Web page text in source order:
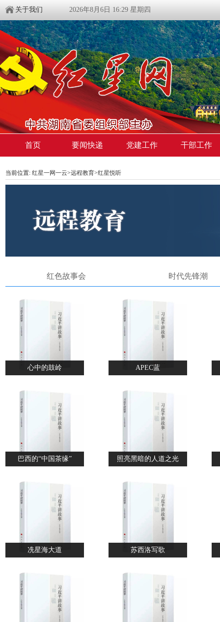
关于我们 2026年8月6日 16:29 星期四
首页 要闻快递 党建工作 干部工作
当前位置: 红星一网一云>远程教育>红星悦听
红色故事会 时代先锋潮
心中的鼓岭 APEC蓝
巴西的“中国茶缘” 照亮黑暗的人道之光
冼星海大道 苏西洛写歌